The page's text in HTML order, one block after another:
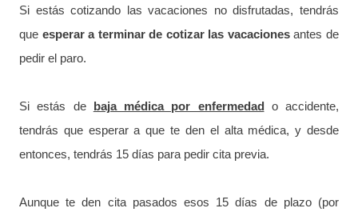
Si estás cotizando las vacaciones no disfrutadas, tendrás
que esperar a terminar de cotizar las vacacionesantes de
pedir el paro.
Si estás de baja médica por enfermedad o accidente,
tendrás que esperar a que te den el alta médica, y desde
entonces, tendrás 15 días para pedir cita previa.
Aunque te den cita pasados esos 15 días de plazo (por